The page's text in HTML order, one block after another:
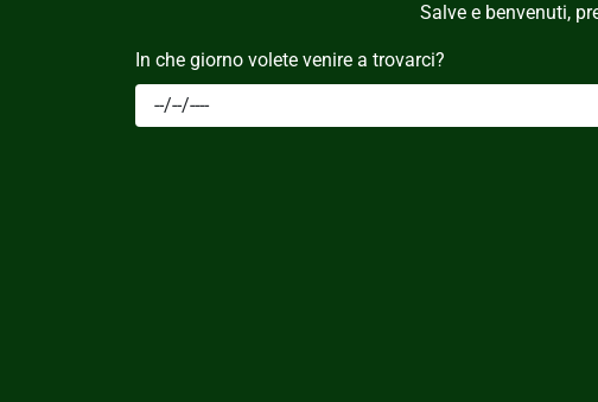
Salve e benvenuti,
In che giorno volete venire a trovarci?